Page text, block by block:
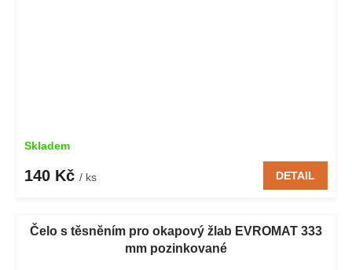
Skladem
140 Kč / ks DETAIL
Čelo s těsněním pro okapový žlab EVROMAT 333
mm pozinkované